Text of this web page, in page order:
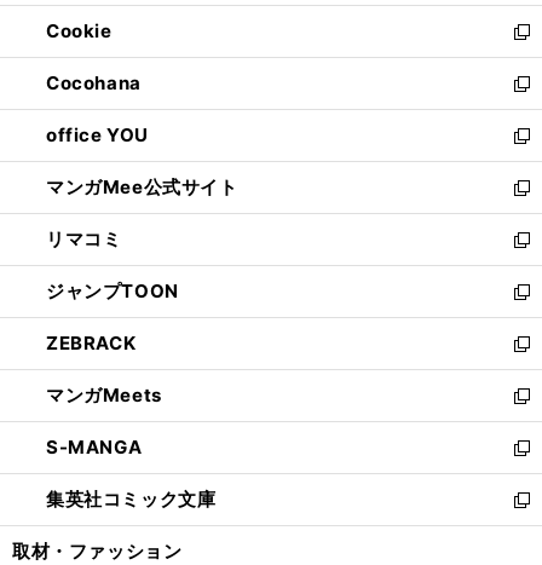
開
く
ウ
で
開
く
ン
ド
ウ
で
開
く
ウ
ィ
ン
ド
ウ
で
開
く
Cookie
新
し
い
ウ
ィ
ン
ド
ウ
で
開
く
Cocohana
新
し
い
ウ
ィ
ン
ド
ウ
で
開
く
office YOU
新
し
い
ウ
ィ
ン
ド
ウ
で
開
く
マンガMee公式サイト
新
し
い
ウ
ィ
ン
ド
ウ
で
開
く
リマコミ
新
し
い
ウ
ィ
ン
ド
ウ
で
開
く
ジャンプTOON
新
し
い
ウ
ィ
ン
ド
ウ
で
開
ZEBRACK
新
し
い
ウ
ィ
ン
ド
ウ
マンガMeets
新
し
い
ウ
ィ
ン
S-MANGA
新
し
い
ウ
集英社コミック文庫
新
し
取材・ファッション